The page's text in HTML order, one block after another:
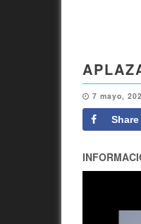
7 mayo,
Share